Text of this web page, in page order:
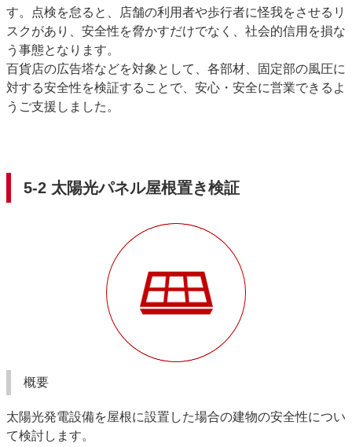
す。点検を怠ると、店舗の利用者や歩行者に怪我をさせるリ
スクがあり、安全性を脅かすだけでなく、社会的信用を損な
う事態となります。
百貨店の広告塔などを対象として、各部材、固定部の風圧に
対する安全性を検証することで、安心・安全に営業できるよ
うご支援しました。
5-2 太陽光パネル屋根置き検証
概要
太陽光発電設備を屋根に設置した場合の建物の安全性につい
て検討します。